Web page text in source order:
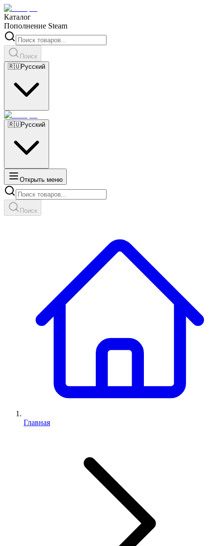
Каталог
Пополнение Steam
Поиск
🇷🇺Русский
🇷🇺Русский
Открыть меню
Поиск
Главная